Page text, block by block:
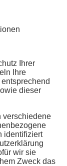
Ihrer
Ihre
dieser
verschiedene
identifiziert
wir sie
Zweck das